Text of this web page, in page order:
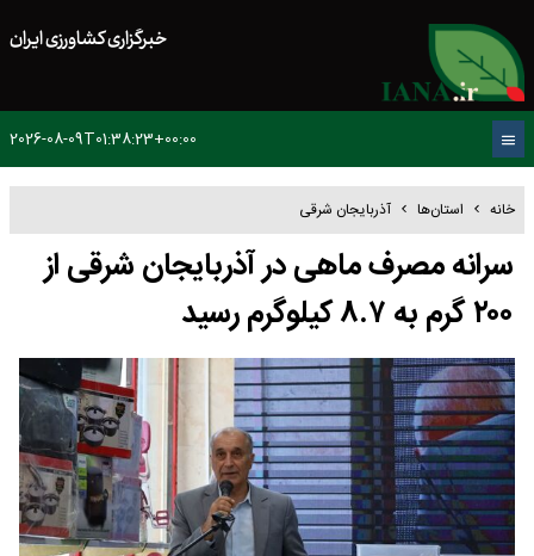
خبرگزاری کشاورزی ایران
2026-08-09T01:38:23+00:00
خانه استان‌ها آذربایجان شرقی
سرانه مصرف ماهی در آذربایجان شرقی از
۲۰۰ گرم به ۸.۷ کیلوگرم رسید